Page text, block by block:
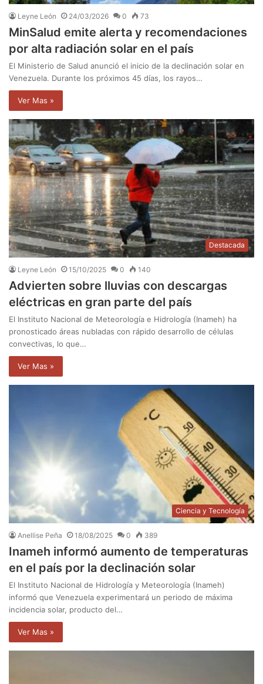
Leyne León 24/03/2026 0 73
MinSalud emite alerta y recomendaciones
por alta radiación solar en el país
El Ministerio de Salud anunció el inicio de la declinación solar en
Venezuela. Durante los próximos 45 días, los rayos…
Ver Mas »
Destacada
Leyne León 15/10/2025 0 140
Advierten sobre lluvias con descargas
eléctricas en gran parte del país
El Instituto Nacional de Meteorología e Hidrología (Inameh) ha
pronosticado áreas nubladas con rápido desarrollo de células
convectivas, lo que…
Ver Mas »
Ciencia y Tecnología
Anellise Peña 18/08/2025 0 389
Inameh informó aumento de temperaturas
en el país por la declinación solar
El Instituto Nacional de Hidrología y Meteorología (Inameh)
informó que Venezuela experimentará un periodo de máxima
incidencia solar, producto del…
Ver Mas »